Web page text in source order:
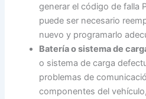
generar el código de falla
puede ser necesario
nuevo y programarlo
Batería o sistema de
o sistema de carga
problemas de
componentes del